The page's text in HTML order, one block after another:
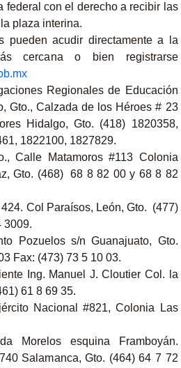
federal con el derecho a recibir las
plaza interina.
pueden acudir directamente a la
cercana o bien registrarse
Regionales de Educación
Gto., Calzada de los Héroes # 23
Hidalgo, Gto. (418) 1820358,
1822100, 1827829.
Calle Matamoros #113 Colonia
Gto. (468) 68 8 82 00 y 68 8 82
424. Col Paraísos, León, Gto. (477)
3009.
Pozuelos s/n Guanajuato, Gto.
Fax: (473) 73 5 10 03.
Ing. Manuel J. Cloutier Col. la
61 8 69 35.
Nacional #821, Colonia Las
Morelos esquina Framboyán.
Salamanca, Gto. (464) 64 7 72